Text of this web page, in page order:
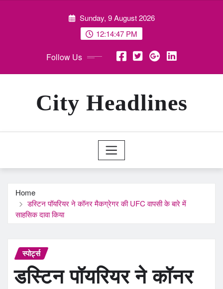
Sunday, 9 August 2026
12:14:48 PM
Follow Us
City Headlines
Home
डस्टिन पॉयरियर ने कॉनर मैकग्रेगर की UFC वापसी के बारे में
साहसिक दावा किया
स्पोर्ट्स
डस्टिन पॉयरियर ने कॉनर